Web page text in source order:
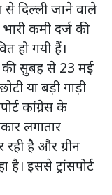
से दिल्ली जाने वाले
कमी दर्ज की
हो गयी हैं।
की सुबह से 23 मई
या बड़ी गाड़ी
कांग्रेस के
लगातार
है और ग्रीन
इससे ट्रांसपोर्ट